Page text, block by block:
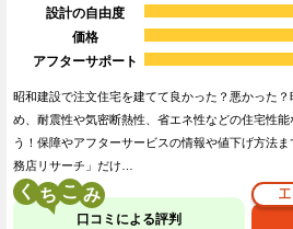
設計の自由度
価格
アフターサポート
昭和建設で注文住宅を建てて良かった？悪かった
め、耐震性や気密断熱性、省エネ性などの住宅性
う！保障やアフターサービスの情報や値下げ方法
務店リサーチ」だけ…
く こ
口コミによる評判